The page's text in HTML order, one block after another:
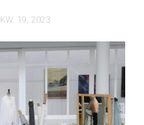
KW. 19, 2023